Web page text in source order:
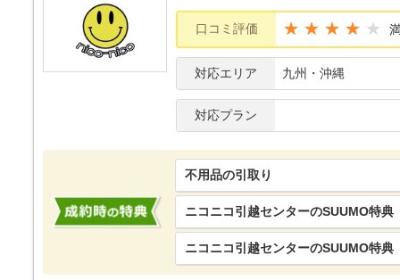
口コミ評価 ★★★★
対応エリア 九州・沖縄
対応プラン
不用品の引取り
ニコニコ引越センターのSUUMO特典
ニコニコ引越センターのSUUMO特典